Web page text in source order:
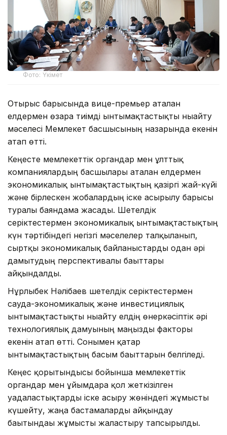
Фото: Үкімет
Отырыс барысында вице-премьер аталған
елдермен өзара тиімді ынтымақтастықты нығайту
мәселесі Мемлекет басшысының назарында екенін
атап өтті.
Кеңесте мемлекеттік органдар мен ұлттық
компаниялардың басшылары аталған елдермен
экономикалық ынтымақтастықтың қазіргі жай-күйі
және бірлескен жобалардың іске асырылу барысы
туралы баяндама жасады. Шетелдік
серіктестермен экономикалық ынтымақтастықтың
күн тәртібіндегі негізгі мәселелер талқыланып,
сыртқы экономикалық байланыстарды одан әрі
дамытудың перспективалы бағыттары
айқындалды.
Нұрлыбек Нәлібаев шетелдік серіктестермен
сауда-экономикалық және инвестициялық
ынтымақтастықты нығайту елдің өнеркәсіптік әрі
технологиялық дамуының маңызды факторы
екенін атап өтті. Сонымен қатар
ынтымақтастықтың басым бағыттарын белгіледі.
Кеңес қорытындысы бойынша мемлекеттік
органдар мен ұйымдарға қол жеткізілген
уағдаластықтарды іске асыру жөніндегі жұмысты
күшейту, жаңа бастамаларды айқындау
бағытындағы жұмысты жалғастыру тапсырылды.